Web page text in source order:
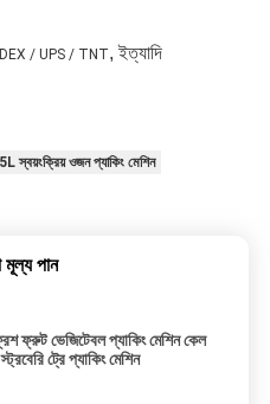
/ UPS / TNT, ইত্যাদি
স্বয়ংক্রিয় ওজন প্যাকিং মেশিন
মূল্য পান
ফ্রুট ভেজিটেবল প্যাকিং মেশিন কেল
ট্রে প্যাকিং মেশিন